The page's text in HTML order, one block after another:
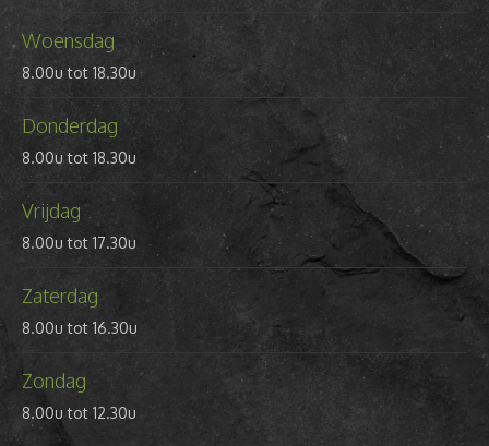
Woensdag
8.00u tot 18.30u
Donderdag
8.00u tot 18.30u
Vrijdag
8.00u tot 17.30u
Zaterdag
8.00u tot 16.30u
Zondag
8.00u tot 12.30u